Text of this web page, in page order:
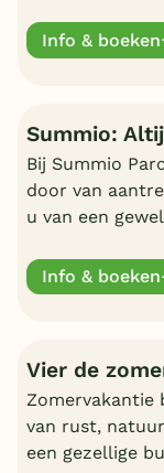
Info & boeken
Summio:
Bij Summio
door van
u van een
Info & boeken
Vier de
Zomervakantie
van rust,
een gezellige